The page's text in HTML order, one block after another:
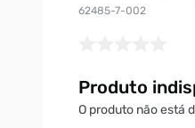
62485-7-002
Produto
O produto não está